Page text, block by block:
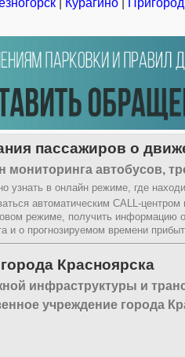
Курагино
пассажиров о
мониторинга автобусов,
в онлайн режиме, где
автоматическим CALL-
режиме, получить информацию
и о прогнозируемом времени
Красноярска
инфраструктуры и
учреждение города